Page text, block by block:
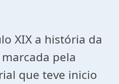
XIX a história da
pela
que teve inicio